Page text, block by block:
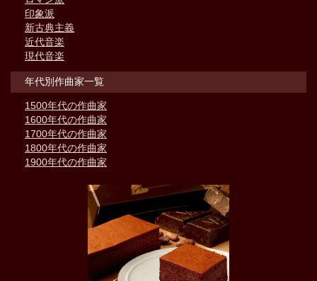
印象派
新古典主義
近代音楽
現代音楽
年代別作曲家一覧
1500年代の作曲家
1600年代の作曲家
1700年代の作曲家
1800年代の作曲家
1900年代の作曲家